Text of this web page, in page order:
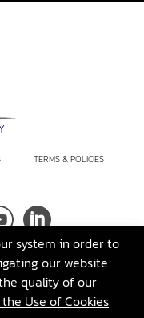
system in order to
our website
quality of our
Use of Cookies
TERMS & POLICIES
Legal Disclaimer
rights reserved.